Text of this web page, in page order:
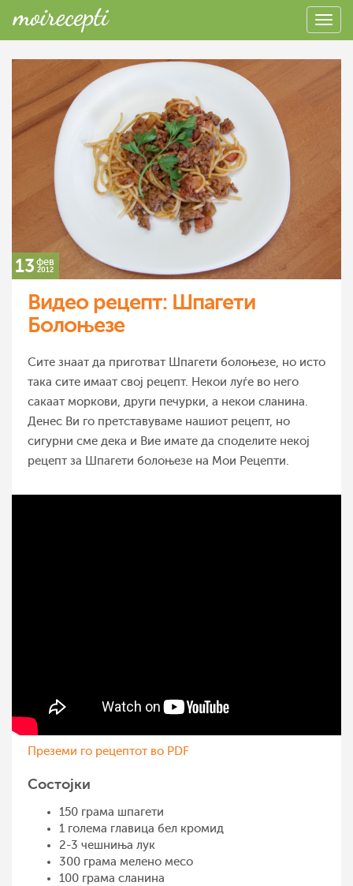
13 фев
2012
Видео рецепт: Шпагети
Болоњезе
Сите знаат да приготват Шпагети болоњезе, но исто
така сите имаат свој рецепт. Некои луѓе во него
сакаат моркови, други печурки, а некои сланина.
Денес Ви го претставуваме нашиот рецепт, но
сигурни сме дека и Вие имате да споделите некој
рецепт за Шпагети болоњезе на Мои Рецепти.
Преземи го рецептот во PDF
Состојки
150 грама шпагети
1 голема главица бел кромид
2-3 чешниња лук
300 грама мелено месо
100 грама сланина